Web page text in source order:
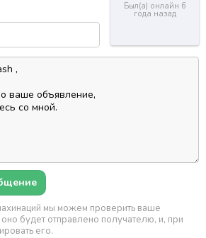
Был(а) онлайн 6
года назад
мы можем проверить ваше
будет отправлено получателю, и, при
его.